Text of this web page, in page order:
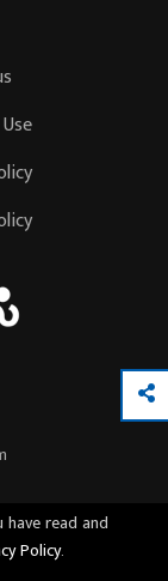
read and
Policy.